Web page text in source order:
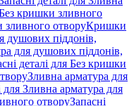
кришки зливного
зливного отворуКришки
душових піддонів,
для душових піддонів,
деталі для Без кришки
Зливна арматура для
для Зливна арматура для
отворуЗапасні